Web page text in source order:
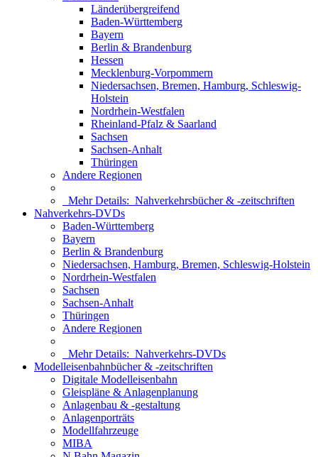
Länderübergreifend
Baden-Württemberg
Bayern
Berlin & Brandenburg
Hessen
Mecklenburg-Vorpommern
Niedersachsen, Bremen, Hamburg, Schleswig-
Holstein
Nordrhein-Westfalen
Rheinland-Pfalz & Saarland
Sachsen
Sachsen-Anhalt
Thüringen
Andere Regionen
Mehr Details: Nahverkehrsbücher & -zeitschriften
Nahverkehrs-DVDs
Baden-Württemberg
Bayern
Berlin & Brandenburg
Niedersachsen, Hamburg, Bremen, Schleswig-Holstein
Nordrhein-Westfalen
Sachsen
Sachsen-Anhalt
Thüringen
Andere Regionen
Mehr Details: Nahverkehrs-DVDs
Modelleisenbahnbücher & -zeitschriften
Digitale Modelleisenbahn
Gleispläne & Anlagenplanung
Anlagenbau & -gestaltung
Anlagenporträts
Modellfahrzeuge
MIBA